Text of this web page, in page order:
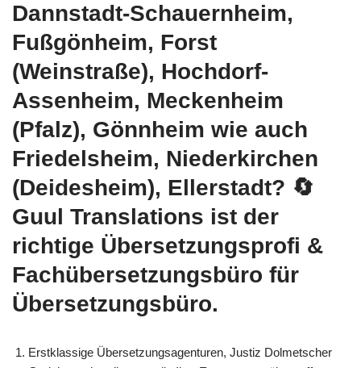
Dannstadt-Schauernheim,
Fußgönheim, Forst
(Weinstraße), Hochdorf-
Assenheim, Meckenheim
(Pfalz), Gönnheim wie auch
Friedelsheim, Niederkirchen
(Deidesheim), Ellerstadt? 🔄
Guul Translations ist der
richtige Übersetzungsprofi &
Fachübersetzungsbüro für
Übersetzungsbüro.
Erstklassige Übersetzungsagenturen, Justiz Dolmetscher